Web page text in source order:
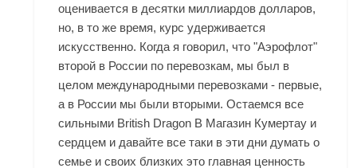
оценивается в десятки миллиардов долларов,
но, в то же время, курс удерживается
искусственно. Когда я говорил, что "Аэрофлот"
второй в России по перевозкам, мы был в
целом международными перевозками - первые,
а в России мы были вторыми. Остаемся все
сильными British Dragon В Магазин Кумертау и
сердцем и давайте все таки в эти дни думать о
семье и своих близких это главная ценность